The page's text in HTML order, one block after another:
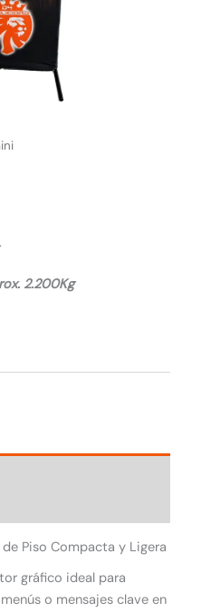
2.200Kg
de Piso Compacta y Ligera
gráfico ideal para
o mensajes clave en